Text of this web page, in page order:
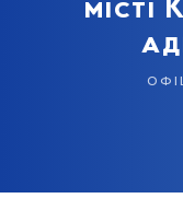
місті